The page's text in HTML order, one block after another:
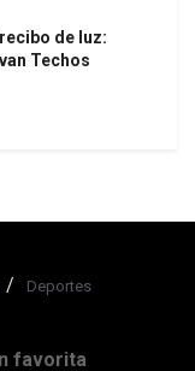
de luz:
Techos
Deportes
favorita